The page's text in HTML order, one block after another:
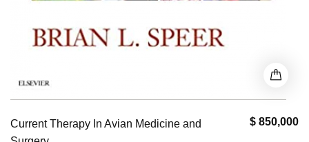
$ 850,000
Current Therapy In Avian Medicine and